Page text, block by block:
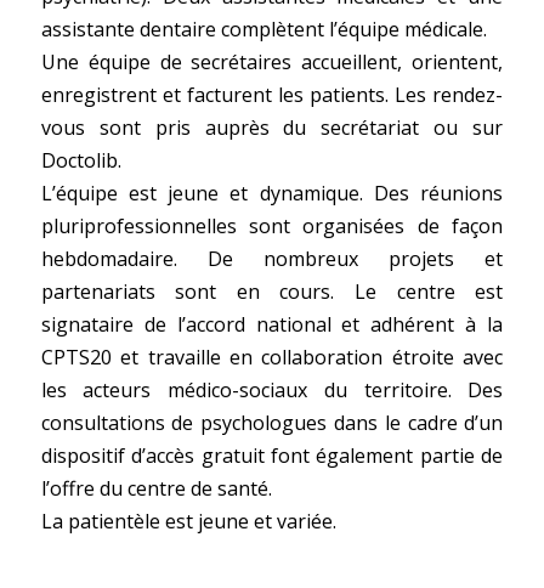
assistante dentaire complètent l’équipe médicale.
Une équipe de secrétaires accueillent, orientent,
enregistrent et facturent les patients. Les rendez-
vous sont pris auprès du secrétariat ou sur
Doctolib.
L’équipe est jeune et dynamique. Des réunions
pluriprofessionnelles sont organisées de façon
hebdomadaire. De nombreux projets et
partenariats sont en cours. Le centre est
signataire de l’accord national et adhérent à la
CPTS20 et travaille en collaboration étroite avec
les acteurs médico-sociaux du territoire. Des
consultations de psychologues dans le cadre d’un
dispositif d’accès gratuit font également partie de
l’offre du centre de santé.
La patientèle est jeune et variée.